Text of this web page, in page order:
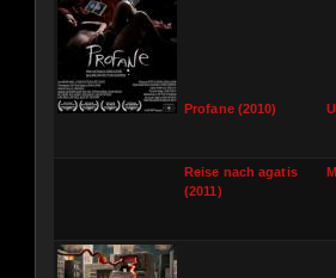
Profane (2010)
Reise nach agatis
(2011)